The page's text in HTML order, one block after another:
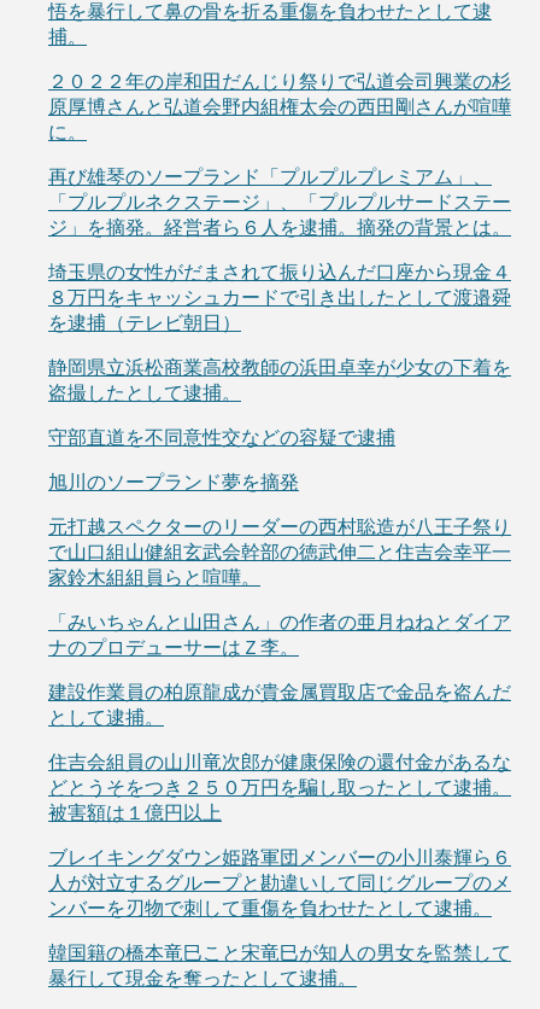
悟を暴行して鼻の骨を折る重傷を負わせたとして逮
捕。
２０２２年の岸和田だんじり祭りで弘道会司興業の杉
原厚博さんと弘道会野内組権太会の西田剛さんが喧嘩
に。
再び雄琴のソープランド「プルプルプレミアム」、
「プルプルネクステージ」、「プルプルサードステー
ジ」を摘発。経営者ら６人を逮捕。摘発の背景とは。
埼玉県の女性がだまされて振り込んだ口座から現金４
８万円をキャッシュカードで引き出したとして渡邉舜
を逮捕（テレビ朝日）
静岡県立浜松商業高校教師の浜田卓幸が少女の下着を
盗撮したとして逮捕。
守部直道を不同意性交などの容疑で逮捕
旭川のソープランド夢を摘発
元打越スペクターのリーダーの西村聡造が八王子祭り
で山口組山健組玄武会幹部の徳武伸二と住吉会幸平一
家鈴木組組員らと喧嘩。
「みいちゃんと山田さん」の作者の亜月ねねとダイア
ナのプロデューサーはＺ李。
建設作業員の柏原龍成が貴金属買取店で金品を盗んだ
として逮捕。
住吉会組員の山川竜次郎が健康保険の還付金があるな
どとうそをつき２５０万円を騙し取ったとして逮捕。
被害額は１億円以上
ブレイキングダウン姫路軍団メンバーの小川泰輝ら６
人が対立するグループと勘違いして同じグループのメ
ンバーを刃物で刺して重傷を負わせたとして逮捕。
韓国籍の橋本竜巳こと宋竜巳が知人の男女を監禁して
暴行して現金を奪ったとして逮捕。